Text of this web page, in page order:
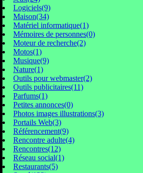
Logiciels(9)
Maison(34)
Matériel informatique(1)
Mémoires de personnes(0)
Moteur de recherche(2)
Motos(1)
Musique(9)
Nature(1)
Outils pour webmaster(2)
Outils publicitaires(11)
Parfums(1)
Petites annonces(0)
Photos images illustrations(3)
Portails Web(3)
Référencement(9)
Rencontre adulte(4)
Rencontres(12)
Réseau social(1)
Restaurants(5)